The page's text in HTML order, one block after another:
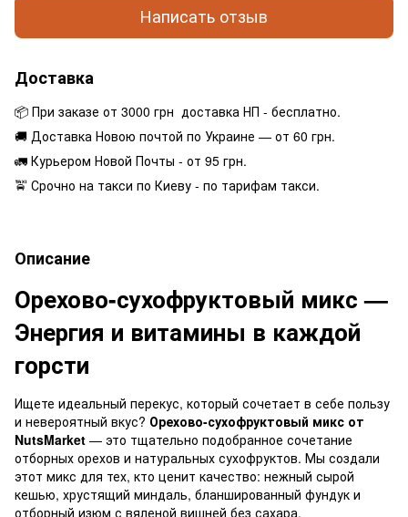
Написать отзыв
Доставка
📦 При заказе от 3000 грн доставка НП - бесплатно.
🚚 Доставка Новою почтой по Украине — от 60 грн.
🚛 Курьером Новой Почты - от 95 грн.
🚖 Срочно на такси по Киеву - по тарифам такси.
Описание
Орехово-сухофруктовый микс —
Энергия и витамины в каждой
горсти
Ищете идеальный перекус, который сочетает в себе пользу
и невероятный вкус? Орехово-сухофруктовый микс от
NutsMarket — это тщательно подобранное сочетание
отборных орехов и натуральных сухофруктов. Мы создали
этот микс для тех, кто ценит качество: нежный сырой
кешью, хрустящий миндаль, бланшированный фундук и
отборный изюм с вяленой вишней без сахара.